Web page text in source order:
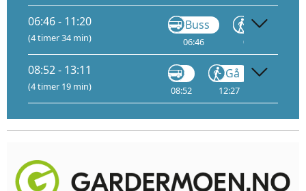
06:46 - 11:20
(4 timer 34 min)
Buss
06:46
Gå
07:30
08:52 - 13:11
(4 timer 19 min) 08:52
Gå
12:27